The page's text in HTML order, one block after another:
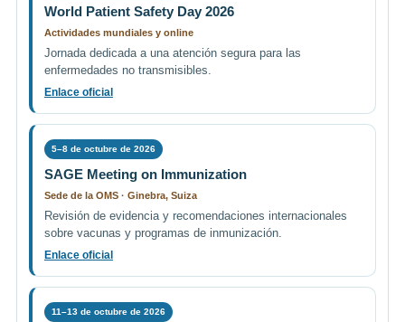
World Patient Safety Day 2026
Actividades mundiales y online
Jornada dedicada a una atención segura para las
enfermedades no transmisibles.
Enlace oficial
5–8 de octubre de 2026
SAGE Meeting on Immunization
Sede de la OMS · Ginebra, Suiza
Revisión de evidencia y recomendaciones internacionales
sobre vacunas y programas de inmunización.
Enlace oficial
11–13 de octubre de 2026